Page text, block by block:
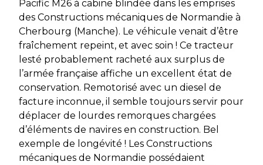
Pacific M26 à cabine blindée dans les emprises
des Constructions mécaniques de Normandie à
Cherbourg (Manche). Le véhicule venait d’être
fraîchement repeint, et avec soin ! Ce tracteur
lesté probablement racheté aux surplus de
l’armée française affiche un excellent état de
conservation. Remotorisé avec un diesel de
facture inconnue, il semble toujours servir pour
déplacer de lourdes remorques chargées
d’éléments de navires en construction. Bel
exemple de longévité ! Les Constructions
mécaniques de Normandie possédaient